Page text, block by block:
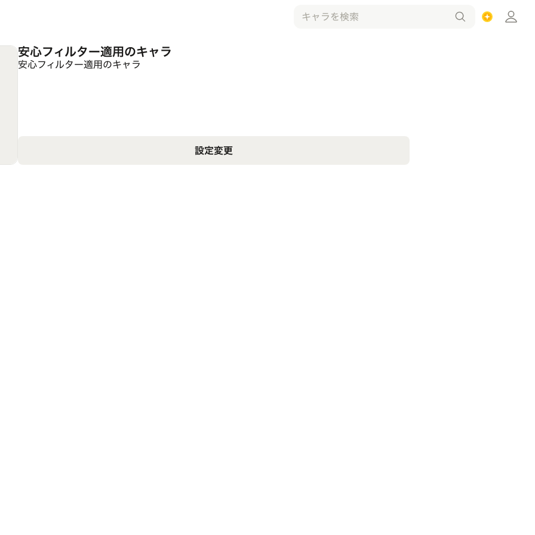
安心フィルター適用のキャラ
安心フィルター適用のキャラ
設定変更